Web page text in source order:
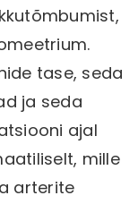
tase, seda
ja seda
ajal
mille
arterite